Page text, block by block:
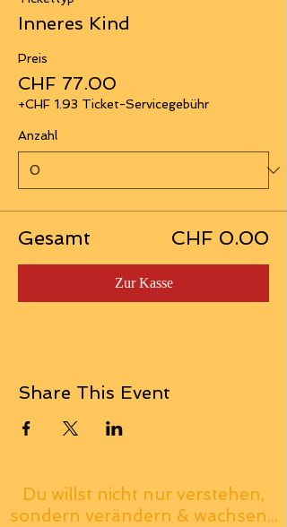
Inneres Kind
Preis
CHF 77.00
+CHF 1.93 Ticket-Servicegebühr
Anzahl
Gesamt CHF 0.00
Zur Kasse
Share This Event
Du willst nicht nur verstehen,
sondern verändern & wachsen...